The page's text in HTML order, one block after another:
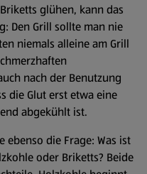
glühen, kann das
Den Grill sollte man nie
niemals alleine am Grill
nach der Benutzung
die Glut erst etwa eine
abgekühlt ist.
ebenso die Frage: Was ist
oder Briketts? Beide